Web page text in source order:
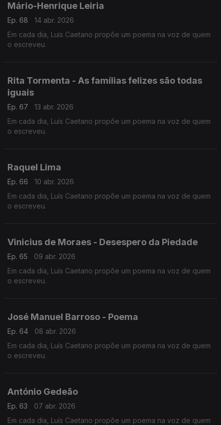
Mário-Henrique Leiria
Ep. 68
14 abr. 2026
Em cada dia, Luís Caetano propõe um poema na voz de quem
o escreveu.
Rita Tormenta - As famílias felizes são todas
iguais
Ep. 67
13 abr. 2026
Em cada dia, Luís Caetano propõe um poema na voz de quem
o escreveu.
Raquel Lima
Ep. 66
10 abr. 2026
Em cada dia, Luís Caetano propõe um poema na voz de quem
o escreveu.
Vinicius de Moraes - Desespero da Piedade
Ep. 65
09 abr. 2026
Em cada dia, Luís Caetano propõe um poema na voz de quem
o escreveu.
José Manuel Barroso - Poema
Ep. 64
08 abr. 2026
Em cada dia, Luís Caetano propõe um poema na voz de quem
o escreveu.
António Gedeão
Ep. 63
07 abr. 2026
Em cada dia, Luís Caetano propõe um poema na voz de quem